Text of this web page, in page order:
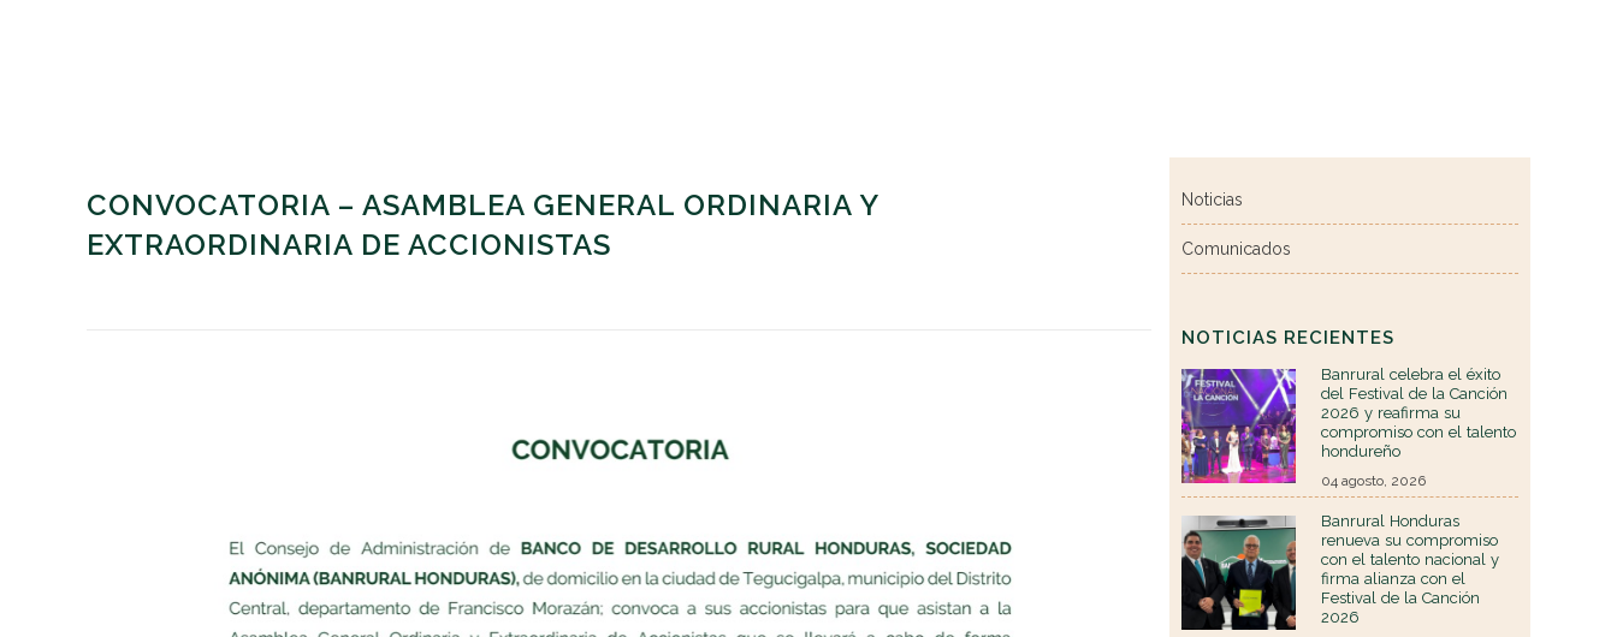
CONVOCATORIA – ASAMBLEA GENERAL ORDINARIA Y
EXTRAORDINARIA DE ACCIONISTAS
Noticias
Comunicados
NOTICIAS RECIENTES
Banrural celebra el éxito
del Festival de la Canción
2026 y reafirma su
compromiso con el talento
hondureño
04 agosto, 2026
Banrural Honduras
renueva su compromiso
con el talento nacional y
firma alianza con el
Festival de la Canción
2026